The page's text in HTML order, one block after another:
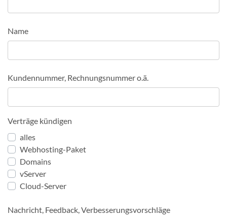
Name
Kundennummer, Rechnungsnummer o.ä.
Verträge kündigen
alles
Webhosting-Paket
Domains
vServer
Cloud-Server
Nachricht, Feedback, Verbesserungsvorschläge